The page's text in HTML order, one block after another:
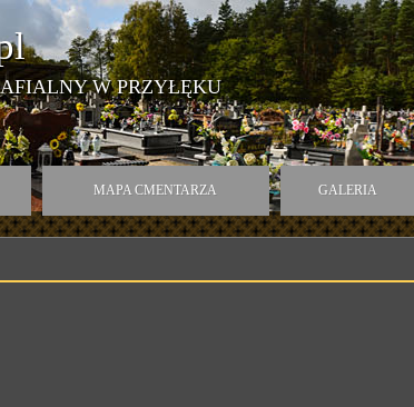
W PRZYŁĘKU
MAPA CMENTARZA GALERIA